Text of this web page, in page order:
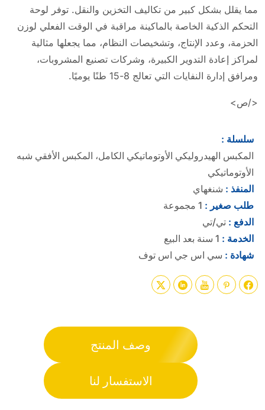
مما يقلل بشكل كبير من تكاليف التخزين والنقل. توفر لوحة
التحكم الذكية الخاصة بالماكينة مراقبة في الوقت الفعلي لوزن
الحزمة، وعدد الإنتاج، وتشخيصات النظام، مما يجعلها مثالية
لمراكز إعادة التدوير الكبيرة، وشركات تصنيع المشروبات،
ومرافق إدارة النفايات التي تعالج 8-15 طنًا يوميًا.
</ص>
سلسلة :
المكبس الهيدروليكي الأوتوماتيكي الكامل، المكبس الأفقي شبه
الأوتوماتيكي
المنفذ : شنغهاي
طلب صغير : 1 مجموعة
الدفع : تي/تي
الخدمة : 1 سنة بعد البيع
شهادة : سي اس جي اس توف





وصف المنتج
الاستفسار لنا